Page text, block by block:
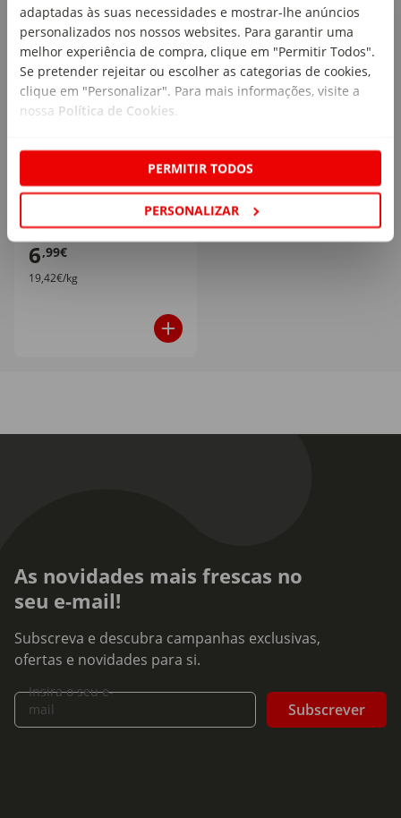
adaptadas às suas necessidades e mostrar-lhe anúncios
personalizados nos nossos websites. Para garantir uma
melhor experiência de compra, clique em "Permitir Todos".
Se pretender rejeitar ou escolher as categorias de cookies,
clique em "Personalizar". Para mais informações, visite a
nossa Política de Cookies
PERMITIR TODOS
PERSONALIZAR
Estufados e Rigatoni
emb. 360 gr
6,99€
19,42€/kg
As novidades mais frescas no
seu e-mail!
Subscreva e descubra campanhas exclusivas,
ofertas e novidades para si.
Insira o seu e-
mail
Subscrever